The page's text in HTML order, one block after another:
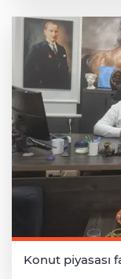
Konut piyasası